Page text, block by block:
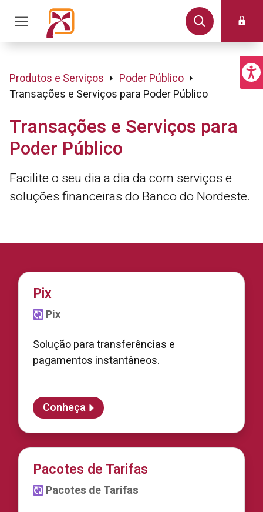
Produtos e Serviços
Poder Público
Transações e Serviços para Poder Público
Transações e Serviços para
Poder Público
Facilite o seu dia a dia da com serviços e
soluções financeiras do Banco do Nordeste.
Pix
Pix
Solução para transferências e
pagamentos instantâneos.
Conheça
Pacotes de Tarifas
Pacotes de Tarifas